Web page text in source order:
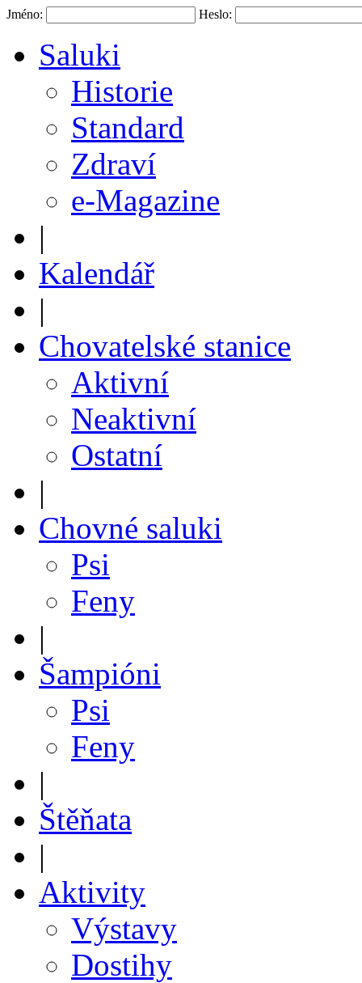
Jméno: Heslo:
Saluki
Historie
Standard
Zdraví
e-Magazine
|
Kalendář
|
Chovatelské stanice
Aktivní
Neaktivní
Ostatní
|
Chovné saluki
Psi
Feny
|
Šampióni
Psi
Feny
|
Štěňata
|
Aktivity
Výstavy
Dostihy